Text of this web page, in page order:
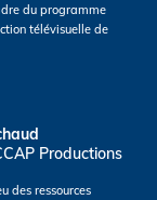
du programme
télévisuelle de
Productions
des ressources